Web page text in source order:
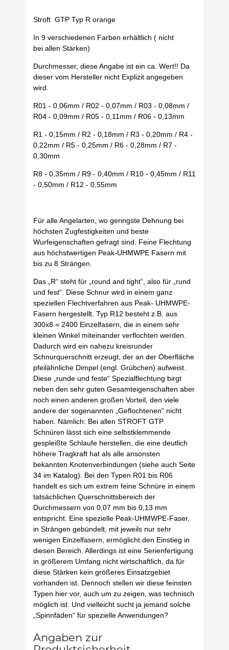
Stroft GTP Typ R orange
In 9 verschiedenen Farben erhältlich ( nicht
bei allen Stärken)
Durchmesser, diese Angabe ist ein ca. Wert!! Da
dieser vom Hersteller nicht Explizit angegeben
wird.
R01 - 0,06mm / R02 - 0,07mm / R03 - 0,08mm /
R04 - 0,09mm / R05 - 0,11mm / R06 - 0,13mm
R1 - 0,15mm / R2 - 0,18mm / R3 - 0,20mm / R4 -
0,22mm / R5 - 0,25mm / R6 - 0,28mm / R7 -
0,30mm
R8 - 0,35mm / R9 - 0,40mm / R10 - 0,45mm / R11
- 0,50mm / R12 - 0,55mm
Für alle Angelarten, wo geringste Dehnung bei
höchsten Zugfestigkeiten und beste
Wurfeigenschaften gefragt sind. Feine Flechtung
aus höchstwertigen Peak-UHMWPE Fasern mit
bis zu 8 Strängen.
Das „R“ steht für „round and tight“, also für „rund
und fest“. Diese Schnur wird in einem ganz
speziellen Flechtverfahren aus Peak- UHMWPE-
Fasern hergestellt. Typ R12 besteht z.B. aus
300x8 = 2400 Einzelfasern, die in einem sehr
kleinen Winkel miteinander verflochten werden.
Dadurch wird ein nahezu kreisrunder
Schnurquerschnitt erzeugt, der an der Oberfläche
pfeilähnliche Dimpel (engl. Grübchen) aufweist.
Diese „runde und feste“ Spezialflechtung birgt
neben den sehr guten Gesamteigenschaften aber
noch einen anderen großen Vorteil, den viele
andere der sogenannten „Geflochtenen“ nicht
haben. Nämlich: Bei allen STROFT GTP
Schnüren lässt sich eine selbstklemmende
gespleißte Schlaufe herstellen, die eine deutlich
höhere Tragkraft hat als alle ansonsten
bekannten Knotenverbindungen (siehe auch Seite
34 im Katalog). Bei den Typen R01 bis R06
handelt es sich um extrem feine Schnüre in einem
tatsächlichen Querschnittsbereich der
Durchmessern von 0,07 mm bis 0,13 mm
entspricht. Eine spezielle Peak-UHMWPE-Faser,
in Strängen gebündelt, mit jeweils nur sehr
wenigen Einzelfasern, ermöglicht den Einstieg in
diesen Bereich. Allerdings ist eine Serienfertigung
in größerem Umfang nicht wirtschaftlich, da für
diese Stärken kein größeres Einsatzgebiet
vorhanden ist. Dennoch stellen wir diese feinsten
Typen hier vor, auch um zu zeigen, was technisch
möglich ist. Und vielleicht sucht ja jemand solche
„Spinnfäden“ für spezielle Anwendungen?
Angaben zur